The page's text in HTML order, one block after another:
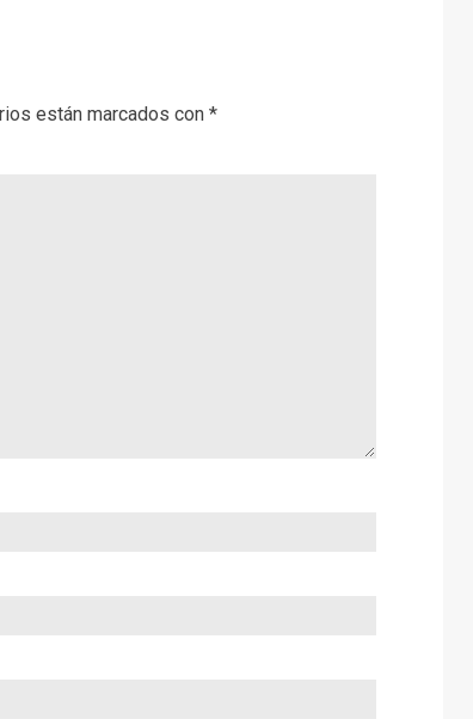
están marcados con *